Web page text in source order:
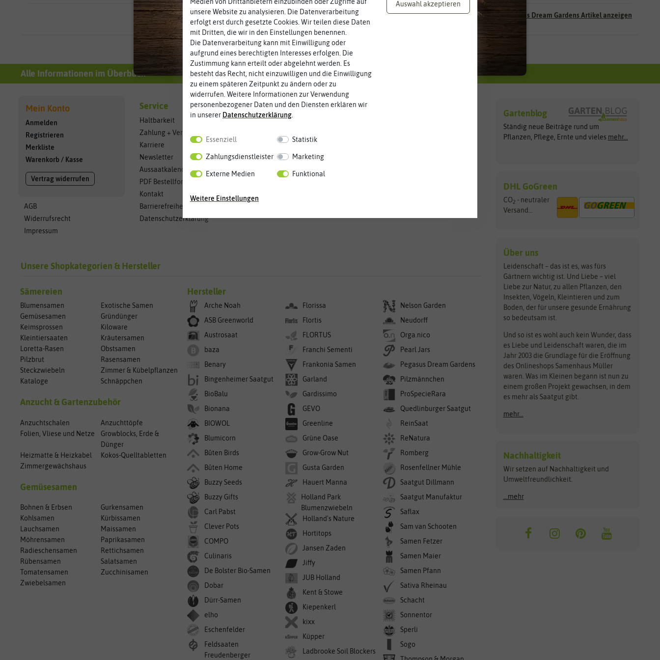
Alle Pegasus Dream Gardens Artikel anzeigen
Alle Informationen im Überblick
Mein Konto
Anmelden
Registrieren
Merkliste
Warenkorb / Kasse
Vertrag widerrufen
AGB
Widerrufsrecht
Impressum
Service
Haltbarkeit
Zahlung + Versand
Karriere
Newsletter
Aussaatkalender
PDF Bestellformular
Kontakt
Barrierefreiheitserklärung
Datenschutzerklärung
Zahlungsarten
Rechnung Kreditkarte
Unsere Shopkategorien & Hersteller
Sämereien
Blumensamen
Exotische Samen
Gemüsesamen
Gründünger
Keimsprossen
Kiloware
Kleintiersaaten
Kräutersamen
Loretta-Rasen
Obstsamen
Pilzbrut
Rasensamen
Steckzwiebeln
Zimmer & Kübelpflanzen
Kataloge
Schnäppchen
Anzucht & Gartenzubehör
Anzuchtschalen
Anzuchttöpfe
Folien, Vliese und Netze
Growblocks, Erde &
Dünger
Heizmatte & Heizkabel
Kokos-Quelltabletten
Zimmergewächshaus
Gemüsesamen
Bohnen & Erbsen
Gurkensamen
Kohlsamen
Kürbissamen
Lauchsamen
Maissamen
Möhrensamen
Paprikasamen
Radieschensamen
Rettichsamen
Rübensamen
Salatsamen
Tomatensamen
Zucchinisamen
Zwiebelsamen
Hersteller
Arche Noah
ASB Greenworld
Austrosaat
baza
Benary
Bingenheimer Saatgut
BioBalu
Bionana
BIOWOL
Blumicorn
Bûten Birds
Bûten Home
Buzzy Seeds
Buzzy Gifts
Carl Pabst
Clever Pots
COMPO
Culinaris
De Bolster Bio-Samen
Dobar
Dürr-Samen
elho
Eschenfelder
Feldsaaten
Freudenberger
Florissa
Flortis
FLORTUS
Franchi Sementi
Frankonia Samen
Garland
Gardissimo
GEVO
Greenline
Grüne Oase
Grow-Grow Nut
Gusta Garden
Hauert Manna
Holland Park
Blumenzwiebeln
Holland's Nature
Hortitops
Jansen Zaden
Jiffy
JUB Holland
Kent & Stowe
Kiepenkerl
kixx
Küpper
Ladbrooke Soil Blockers
Nelson Garden
Neudorff
Orga.nico
Pearl Jars
Pegasus Dream Gardens
Pilzmännchen
ProSpecieRara
Quedlinburger Saatgut
ReinSaat
ReNatura
Romberg
Rosenfellner Mühle
Saatgut Dillmann
Saatgut Manufaktur
Saflax
Sam van Schooten
Samen Fetzer
Samen Maier
Samen Pfann
Sativa Rheinau
Schacht
Sonnentor
Sperli
Sogo
Gartenblog
Ständig neue Beiträge rund um
Pflanzen, Pflege, Ernte und vieles mehr...
DHL GoGreen
CO2 - neutraler
Versand...
Über uns
Leidenschaft – das ist es, was fürs
Gärtnern wichtig ist. Und Liebe – viel
Liebe zur Natur, zu allen Pflanzen, den
Insekten, Vögeln, Kleintieren und zum
Boden, der für unsere gesunde Ernährung
so bedeutsam ist.
Und so ist es wohl auch kein Wunder, dass
es Liebe und Leidenschaft waren, die im
Jahr 2003 die Grundlage für die Eröffnung
des Onlineshops Samenhaus Müller
waren. Was im Kleinen begann ist nun zu
einem großen Projekt gewachsen, in dem
es mehr als Saatgut gibt.
mehr...
Nachhaltigkeit
Wir setzen auf Nachhaltigkeit und
Umweltfreundlichkeit.
...mehr
unsere Website zu analysieren. Die Datenverarbeitung
erfolgt erst durch gesetzte Cookies. Wir teilen diese Daten
mit Dritten, die wir in den Einstellungen benennen.
Die Datenverarbeitung kann mit Einwilligung oder
aufgrund eines berechtigten Interesses erfolgen. Die
Zustimmung kann erteilt oder abgelehnt werden. Es
besteht das Recht, nicht einzuwilligen und die Einwilligung
zu einem späteren Zeitpunkt zu ändern oder zu
widerrufen. Weitere Informationen zur Verwendung
personenbezogener Daten und den Diensten erklären wir
in unserer Daten­schutz­erklärung
Essenziell Statistik
Zahlungsdienstleister Marketing
Externe Medien Funktional
Weitere Einstellungen
Auswahl akzeptieren
Knoblauch & Zwiebeln